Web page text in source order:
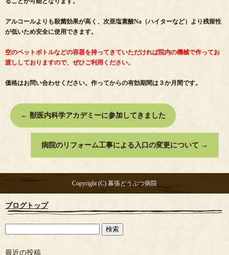
アルコールよりも殺菌効果が高く、次亜塩素酸Na（ハイターなど）より残留性
が低いため安全に使用できます。
空のペットボトルなどの容器を持ってきていただければ院内の機械で作ってお
渡ししておりますので、ぜひご利用ください。
価格はお問い合わせください。作ってからの有効期間は３か月間です。
← 獣医内科学アカデミーに参加してきました
病院のリフォーム工事による入口の変更について →
Copyright (C) 幕張どうぶつ病院
ブログトップ
最近の投稿